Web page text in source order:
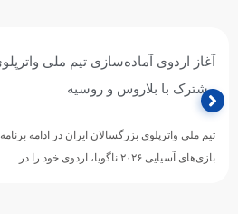
آغاز اردوی آماده‌سازی تیم ملی
مشترک با بلاروس و روسیه
تیم ملی واترپلوی بزرگسالان ایران در ادامه
بازی‌های آسیایی ۲۰۲۶ ناگویا، اردوی خود را در…